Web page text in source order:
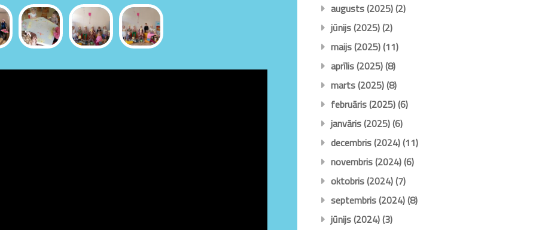
augusts (2025)(2)
jūnijs (2025)(2)
maijs (2025)(11)
aprīlis (2025)(8)
marts (2025)(8)
februāris (2025)(6)
janvāris (2025)(6)
decembris (2024)(11)
novembris (2024)(6)
oktobris (2024)(7)
septembris (2024)(8)
jūnijs (2024)(3)